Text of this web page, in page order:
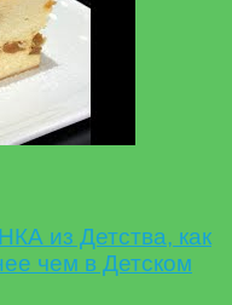
из Детства, как
чем в Детском